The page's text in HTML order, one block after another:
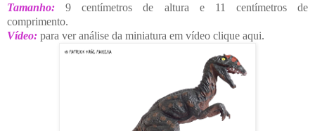
Tamanho: 9 centímetros de altura e 11 centímetros de
comprimento.
Vídeo: para ver análise da miniatura em vídeo clique aqui.